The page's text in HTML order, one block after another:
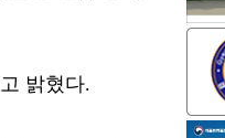
밝혔다.